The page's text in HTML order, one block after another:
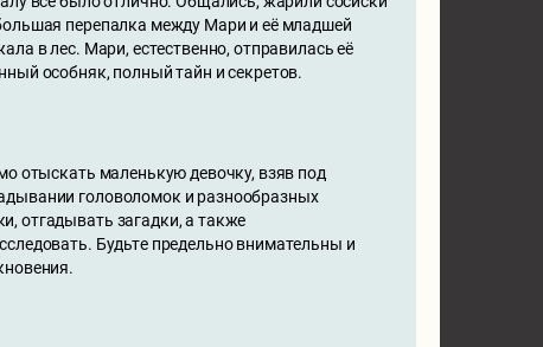
перепалка между Мари и её младшей
в лес. Мари, естественно, отправилась её
особняк, полный тайн и секретов.
отыскать маленькую девочку, взяв под
головоломок и разнообразных
отгадывать загадки, а также
Будьте предельно внимательны и